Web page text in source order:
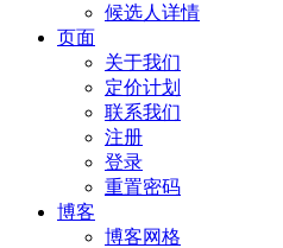
候选人详情
页面
关于我们
定价计划
联系我们
注册
登录
重置密码
博客
博客网格